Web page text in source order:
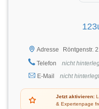
Adresse
Röntgenstr.
Telefon
nicht
E-Mail
nicht hinterlegt
Jetzt aktivieren:
& Expertenpage